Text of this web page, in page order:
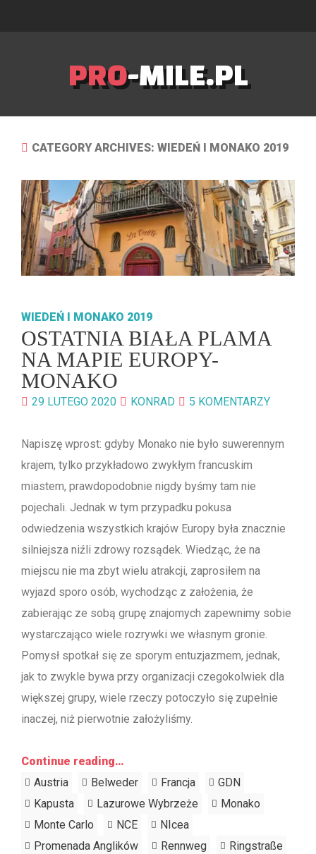
PRO-MILE.PL
CATEGORY ARCHIVES: WIEDEŃ I MONAKO 2019
WIEDEŃ I MONAKO 2019
OSTATNIA BIAŁA PLAMA
NA MAPIE EUROPY-
MONAKO
29 LUTEGO 2020 KONRAD 5 KOMENTARZY
Napiszę wprost: gdyby Monako nie było suwerennym
krajem, tylko przykładowo zwykłym francuskim
miastem, prawdopodobnie nigdy byśmy tam nie
pojechali. Jednak w tym przypadku pokusa
odwiedzenia wszystkich krajów Europy była znacznie
silniejsza niźli zdrowy rozsądek. Wiedząc, że na
miejscu nie ma zbyt wielu atrakcji, zaprosiłem na
wyjazd sporo osób, wychodząc z założenia, że
zabierając ze sobą grupę znajomych zapewnimy sobie
wystarczająco wiele rozrywki we własnym gronie.
Pomysł spotkał się ze sporym entuzjazmem, jednak,
jak to zwykle bywa przy organizacji czegokolwiek dla
większej grupy, wiele rzeczy potoczyło się zupełnie
inaczej, niż pierwotnie założyliśmy.
Continue reading…
Austria
Belweder Francja
GDN
Kapusta
Lazurowe Wybrzeże
Monako
Monte Carlo
NCE
NIcea
Promenada Anglików
Rennweg
Ringstraße